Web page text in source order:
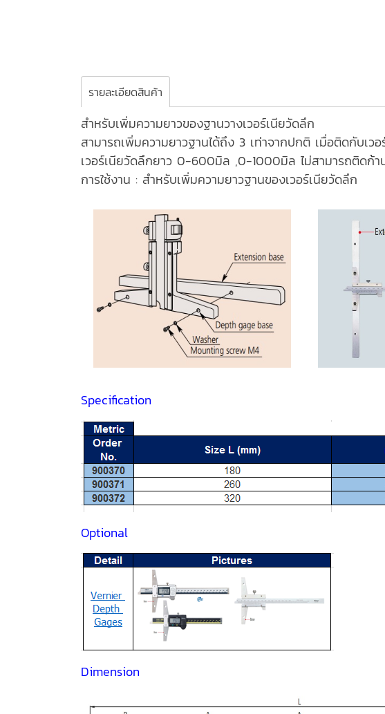
รายละเอียดสินค้า
สำหรับเพิ่มความยาวของฐานวางเวอร์เนียวัดลึก
สามารถเพิ่มความยาวฐานได้ถึง 3 เท่าจากปกติ เมื่อติดกับเว
เวอร์เนียวัดลึกยาว 0-600มิล ,0-1000มิล ไม่สามารถติดก้า
การใช้งาน : สำหรับเพิ่มความยาวฐานของเวอร์เนียวัดลึก
Specification
Optional
Dimension